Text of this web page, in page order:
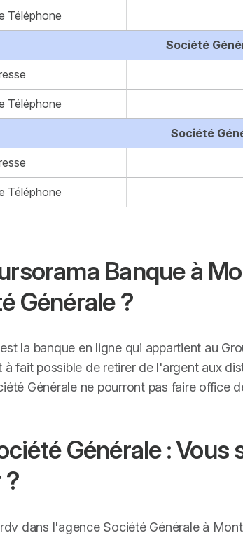
Téléphone
Société
Téléphone
Société
Téléphone
Banque à
Générale ?
la banque en ligne qui appartient au
à fait possible de retirer de l'argent aux
Générale ne pourront pas faire office
Générale :
?
dans l'agence Société Générale à